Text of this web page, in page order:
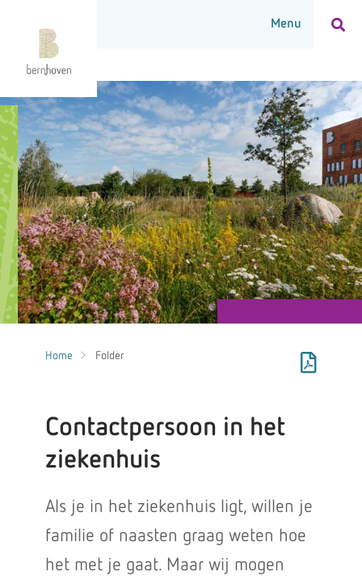
Home Folder
Contactpersoon in het
ziekenhuis
Als je in het ziekenhuis ligt, willen je
familie of naasten graag weten hoe
het met je gaat. Maar wij mogen